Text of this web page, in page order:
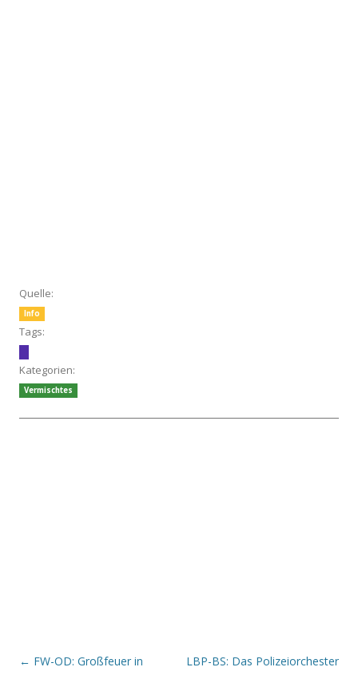
Quelle:
Info
Tags:
Kategorien:
Vermischtes
Beitrags-Navigation
← FW-OD: Großfeuer in
LBP-BS: Das Polizeiorchester